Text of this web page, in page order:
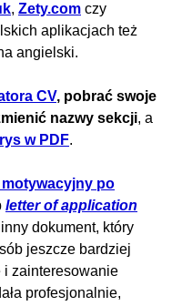
, Zety.com czy
aplikacjach też
angielski.
CV, pobrać swoje
nazwy sekcji, a
w PDF.
motywacyjny po
letter of application
dokument, który
jeszcze bardziej
zainteresowanie
profesjonalnie,